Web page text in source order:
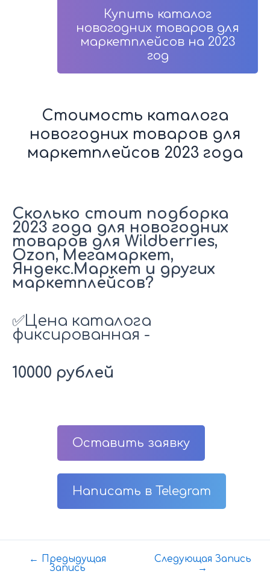
Купить каталог
новогодних товаров для
маркетплейсов на 2023
год
Стоимость каталога
новогодних товаров для
маркетплейсов 2023 года
Сколько стоит подборка
2023 года для новогодних
товаров для Wildberries,
Ozon, Мегамаркет,
Яндекс.Маркет и других
маркетплейсов?
✅Цена каталога
фиксированная -
10000 рублей
Оставить заявку
Написать в Telegram
Навигация
← Предыдущая
Запись
Следующая Запись
→